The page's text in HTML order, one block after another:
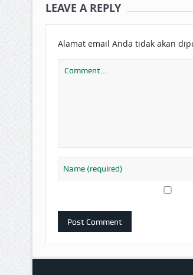
LEAVE A REPLY
Alamat email Anda tidak akan